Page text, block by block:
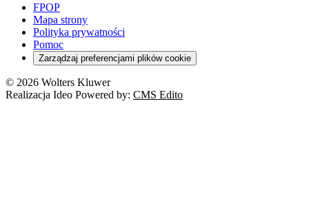
Kredyty
Cło
Deregulacja
Cyberbezpieczeństwo
Franczyza
Prawo autorskie
Szkoła i uczeń
Turystyka
Orzeczenia
RODO
FPOP
Mapa strony
Polityka prywatności
Pomoc
Zarządzaj preferencjami plików cookie
© 2026 Wolters Kluwer
Realizacja Ideo Powered by: CMS Edito